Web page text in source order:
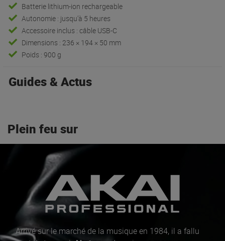
Batterie lithium-ion rechargeable
Autonomie : jusqu’à 5 heures
Accessoire inclus : câble USB-C
Dimensions : 236 × 194 × 50 mm
Poids : 900 g
Guides & Actus
Plein feu sur
Arrivé sur le marché de la musique en 1984, il a fallu